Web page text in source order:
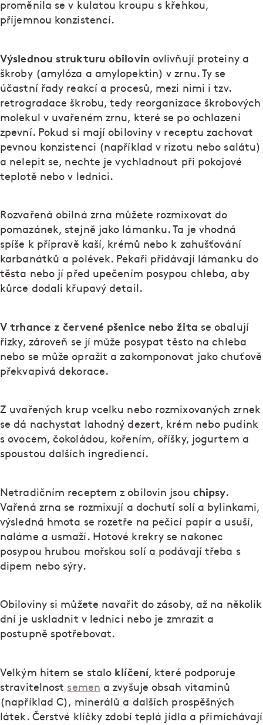
proměnila se v kulatou kroupu s křehkou,
příjemnou konzistencí.
Výslednou strukturu obilovin ovlivňují proteiny a
škroby (amylóza a amylopektin) v zrnu. Ty se
účastní řady reakcí a procesů, mezi nimi i tzv.
retrogradace škrobu, tedy reorganizace škrobových
molekul v uvařeném zrnu, které se po ochlazení
zpevní. Pokud si mají obiloviny v receptu zachovat
pevnou konzistenci (například v rizotu nebo salátu)
a nelepit se, nechte je vychladnout při pokojové
teplotě nebo v lednici.
Rozvařená obilná zrna můžete rozmixovat do
pomazánek, stejně jako lámanku. Ta je vhodná
spíše k přípravě kaší, krémů nebo k zahušťování
karbanátků a polévek. Pekaři přidávají lámanku do
těsta nebo jí před upečením posypou chleba, aby
kůrce dodali křupavý detail.
V trhance z červené pšenice nebo žita se obalují
řízky, zároveň se jí může posypat těsto na chleba
nebo se může opražit a zakomponovat jako chuťově
překvapivá dekorace.
Z uvařených krup vcelku nebo rozmixovaných zrnek
se dá nachystat lahodný dezert, krém nebo pudink
s ovocem, čokoládou, kořením, oříšky, jogurtem a
spoustou dalších ingrediencí.
Netradičním receptem z obilovin jsou chipsy.
Vařená zrna se rozmixují a dochutí solí a bylinkami,
výsledná hmota se rozetře na pečicí papír a usuší,
naláme a usmaží. Hotové krekry se nakonec
posypou hrubou mořskou solí a podávají třeba s
dipem nebo sýry.
Obiloviny si můžete navařit do zásoby, až na několik
dní je uskladnit v lednici nebo je zmrazit a
postupně spotřebovat.
Velkým hitem se stalo klíčení, které podporuje
stravitelnost semen a zvyšuje obsah vitaminů
(například C), minerálů a dalších prospěšných
látek. Čerstvé klíčky zdobí teplá jídla a přimíchávají